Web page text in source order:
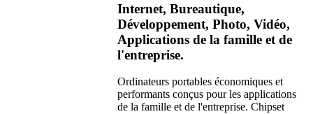
Internet, Bureautique,
Développement, Photo, Vidéo,
Applications de la famille et de
l'entreprise.
Ordinateurs portables économiques et
performants conçus pour les applications
de la famille et de l'entreprise. Chipset